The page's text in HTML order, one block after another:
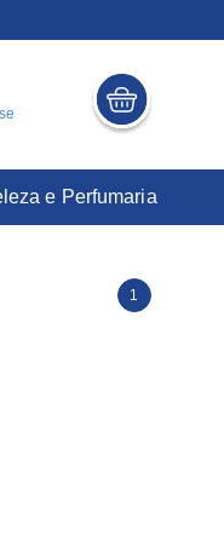
e Perfumaria
1